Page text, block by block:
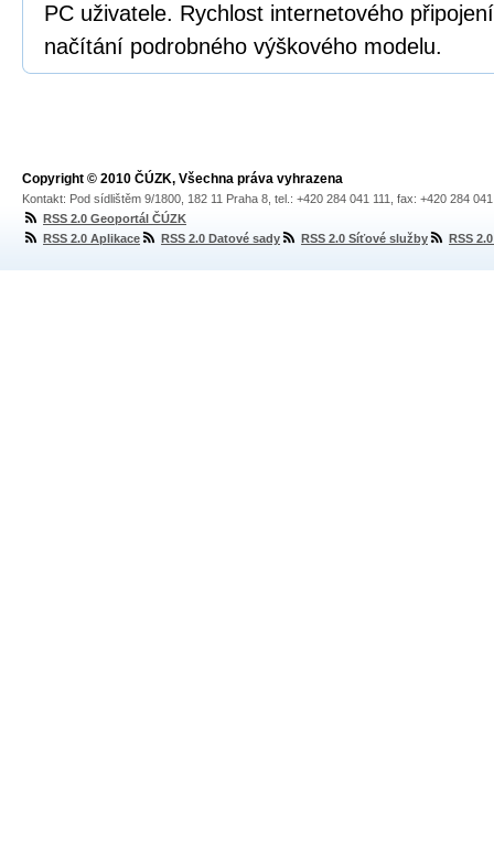
PC uživatele. Rychlost internetového
načítání podrobného výškového modelu.
Copyright © 2010 ČÚZK, Všechna práva vyhrazena
Kontakt: Pod sídlištěm 9/1800, 182 11 Praha 8, tel.: +420 284 041 111, fax: +420 284
RSS 2.0 Geoportál ČÚZK
RSS 2.0 Aplikace
RSS 2.0 Datové sady RSS 2.0 Síťové služby RSS